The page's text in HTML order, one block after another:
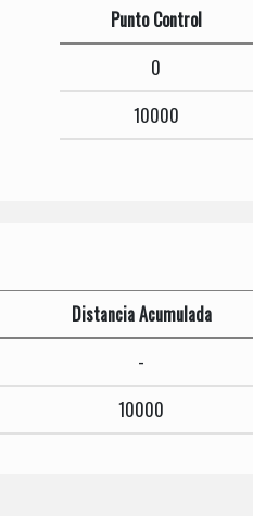
Punto Control
0
10000
Distancia Acumulada
-
10000